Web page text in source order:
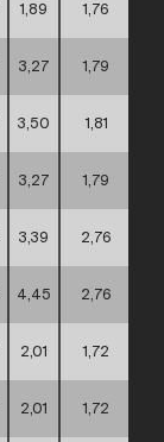
1,89 1,76
3,27 1,79
3,50 1,81
3,27 1,79
3,39 2,76
4,45 2,76
2,01 1,72
2,01 1,72